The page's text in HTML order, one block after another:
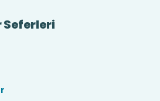
Seferleri